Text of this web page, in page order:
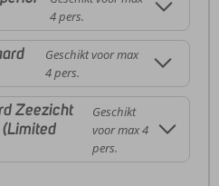
4 pers.
Geschikt voor max
4 pers.
Zeezicht
Geschikt
voor max 4
pers.